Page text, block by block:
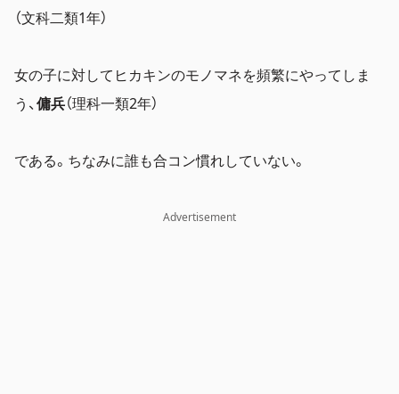
（文科二類1年）
女の子に対してヒカキンのモノマネを頻繁にやってしま
う、傭兵（理科一類2年）
である。ちなみに誰も合コン慣れしていない。
Advertisement